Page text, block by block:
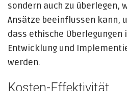
sondern auch zu überlegen,
Ansätze beeinflussen kann,
dass ethische Überlegungen
Entwicklung und
werden.
Kosten-Effektivität